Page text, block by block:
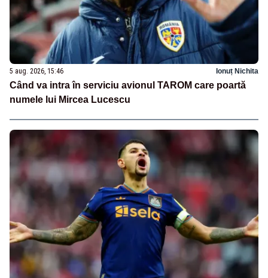
5 aug. 2026, 15:46 Ionuț Nichita
Când va intra în serviciu avionul TAROM care poartă
numele lui Mircea Lucescu